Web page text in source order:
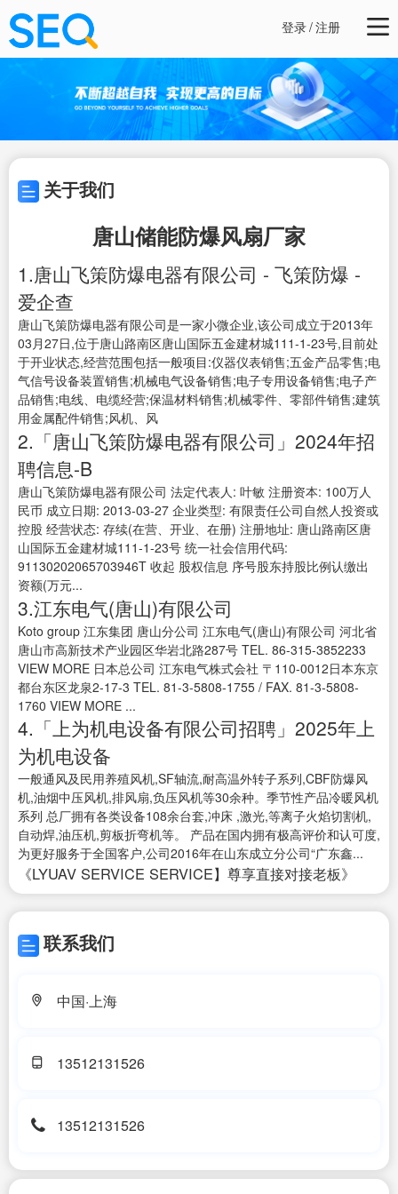
登录/注册
关于我们
唐山储能防爆风扇厂家
1.唐山飞策防爆电器有限公司 - 飞策防爆 -
爱企查
唐山飞策防爆电器有限公司是一家小微企业,该公司成立于2013年
03月27日,位于唐山路南区唐山国际五金建材城111-1-23号,目前处
于开业状态,经营范围包括一般项目:仪器仪表销售;五金产品零售;电
气信号设备装置销售;机械电气设备销售;电子专用设备销售;电子产
品销售;电线、电缆经营;保温材料销售;机械零件、零部件销售;建筑
用金属配件销售;风机、风
2.「唐山飞策防爆电器有限公司」2024年招
聘信息-B
唐山飞策防爆电器有限公司 法定代表人: 叶敏 注册资本: 100万人
民币 成立日期: 2013-03-27 企业类型: 有限责任公司自然人投资或
控股 经营状态: 存续(在营、开业、在册) 注册地址: 唐山路南区唐
山国际五金建材城111-1-23号 统一社会信用代码:
91130202065703946T 收起 股权信息 序号股东持股比例认缴出
资额(万元...
3.江东电气(唐山)有限公司
Koto group 江东集团 唐山分公司 江东电气(唐山)有限公司 河北省
唐山市高新技术产业园区华岩北路287号 TEL. 86-315-3852233
VIEW MORE 日本总公司 江东电气株式会社 〒110-0012日本东京
都台东区龙泉2-17-3 TEL. 81-3-5808-1755 / FAX. 81-3-5808-
1760 VIEW MORE ...
4.「上为机电设备有限公司招聘」2025年上
为机电设备
一般通风及民用养殖风机,SF轴流,耐高温外转子系列,CBF防爆风
机,油烟中压风机,排风扇,负压风机等30余种。季节性产品冷暖风机
系列 总厂拥有各类设备108余台套,冲床 ,激光,等离子火焰切割机,
自动焊,油压机,剪板折弯机等。 产品在国内拥有极高评价和认可度,
为更好服务于全国客户,公司2016年在山东成立分公司“广东鑫...
《LYUAV SERVICE SERVICE】尊享直接对接老板》
联系我们
中国·上海
13512131526
13512131526